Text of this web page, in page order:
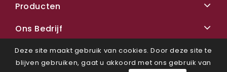
Producten
Ons Bedrijf
Deze site maakt gebruik van cookies. Door deze site te
blijven gebruiken, gaat u akkoord met ons gebruik van
Facebook